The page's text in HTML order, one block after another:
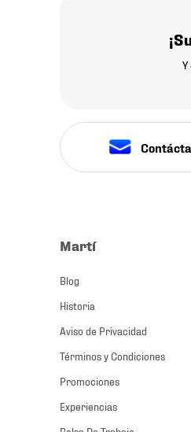
Y
Martí
Blog
Historia
Aviso de Privacidad
Términos y Condiciones
Promociones
Experiencias